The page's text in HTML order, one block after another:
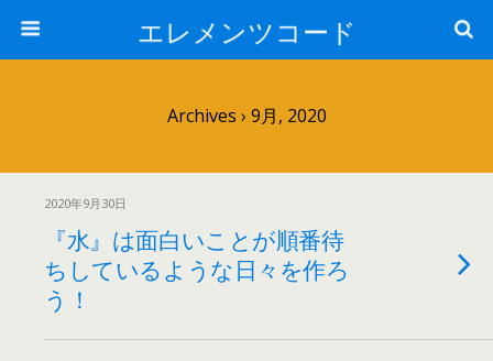
エレメンツコード
Archives › 9月, 2020
2020年9月30日
『水』は面白いことが順番待
ちしているような日々を作ろ
う！